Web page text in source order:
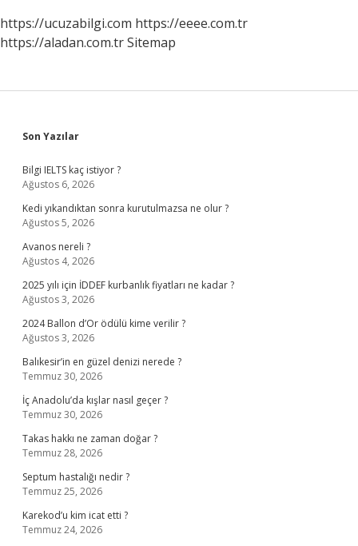
https://ucuzabilgi.com https://eeee.com.tr
https://aladan.com.trSitemap
Sidebar
Son Yazılar
Bilgi IELTS kaç istiyor ?
Ağustos 6, 2026
Kedi yıkandıktan sonra kurutulmazsa ne olur ?
Ağustos 5, 2026
Avanos nereli ?
Ağustos 4, 2026
2025 yılı için İDDEF kurbanlık fiyatları ne kadar ?
Ağustos 3, 2026
2024 Ballon d’Or ödülü kime verilir ?
Ağustos 3, 2026
Balıkesir’in en güzel denizi nerede ?
Temmuz 30, 2026
İç Anadolu’da kışlar nasıl geçer ?
Temmuz 30, 2026
Takas hakkı ne zaman doğar ?
Temmuz 28, 2026
Septum hastalığı nedir ?
Temmuz 25, 2026
Karekod’u kim icat etti ?
Temmuz 24, 2026